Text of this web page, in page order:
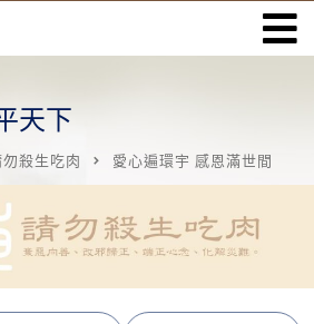
天下
殺生吃肉 愛心遍環宇 感恩滿世間